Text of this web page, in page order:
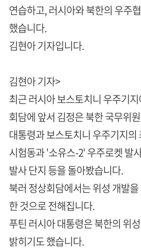
연습하고, 러시아와 북한의 우주
했습니다.
김현아 기자입니다.
김현아 기자>
최근 러시아 보스토치니 우주기
회담에 앞서 김정은 북한 국무위
대통령과 보스토치니 우주기지
시험동과 '소유스-2' 우주로켓 발
발사 단지 등을 돌아봤습니다.
북러 정상회담에서는 위성 개발
한 것으로 전해집니다.
푸틴 러시아 대통령은 북한의 위
밝히기도 했습니다.